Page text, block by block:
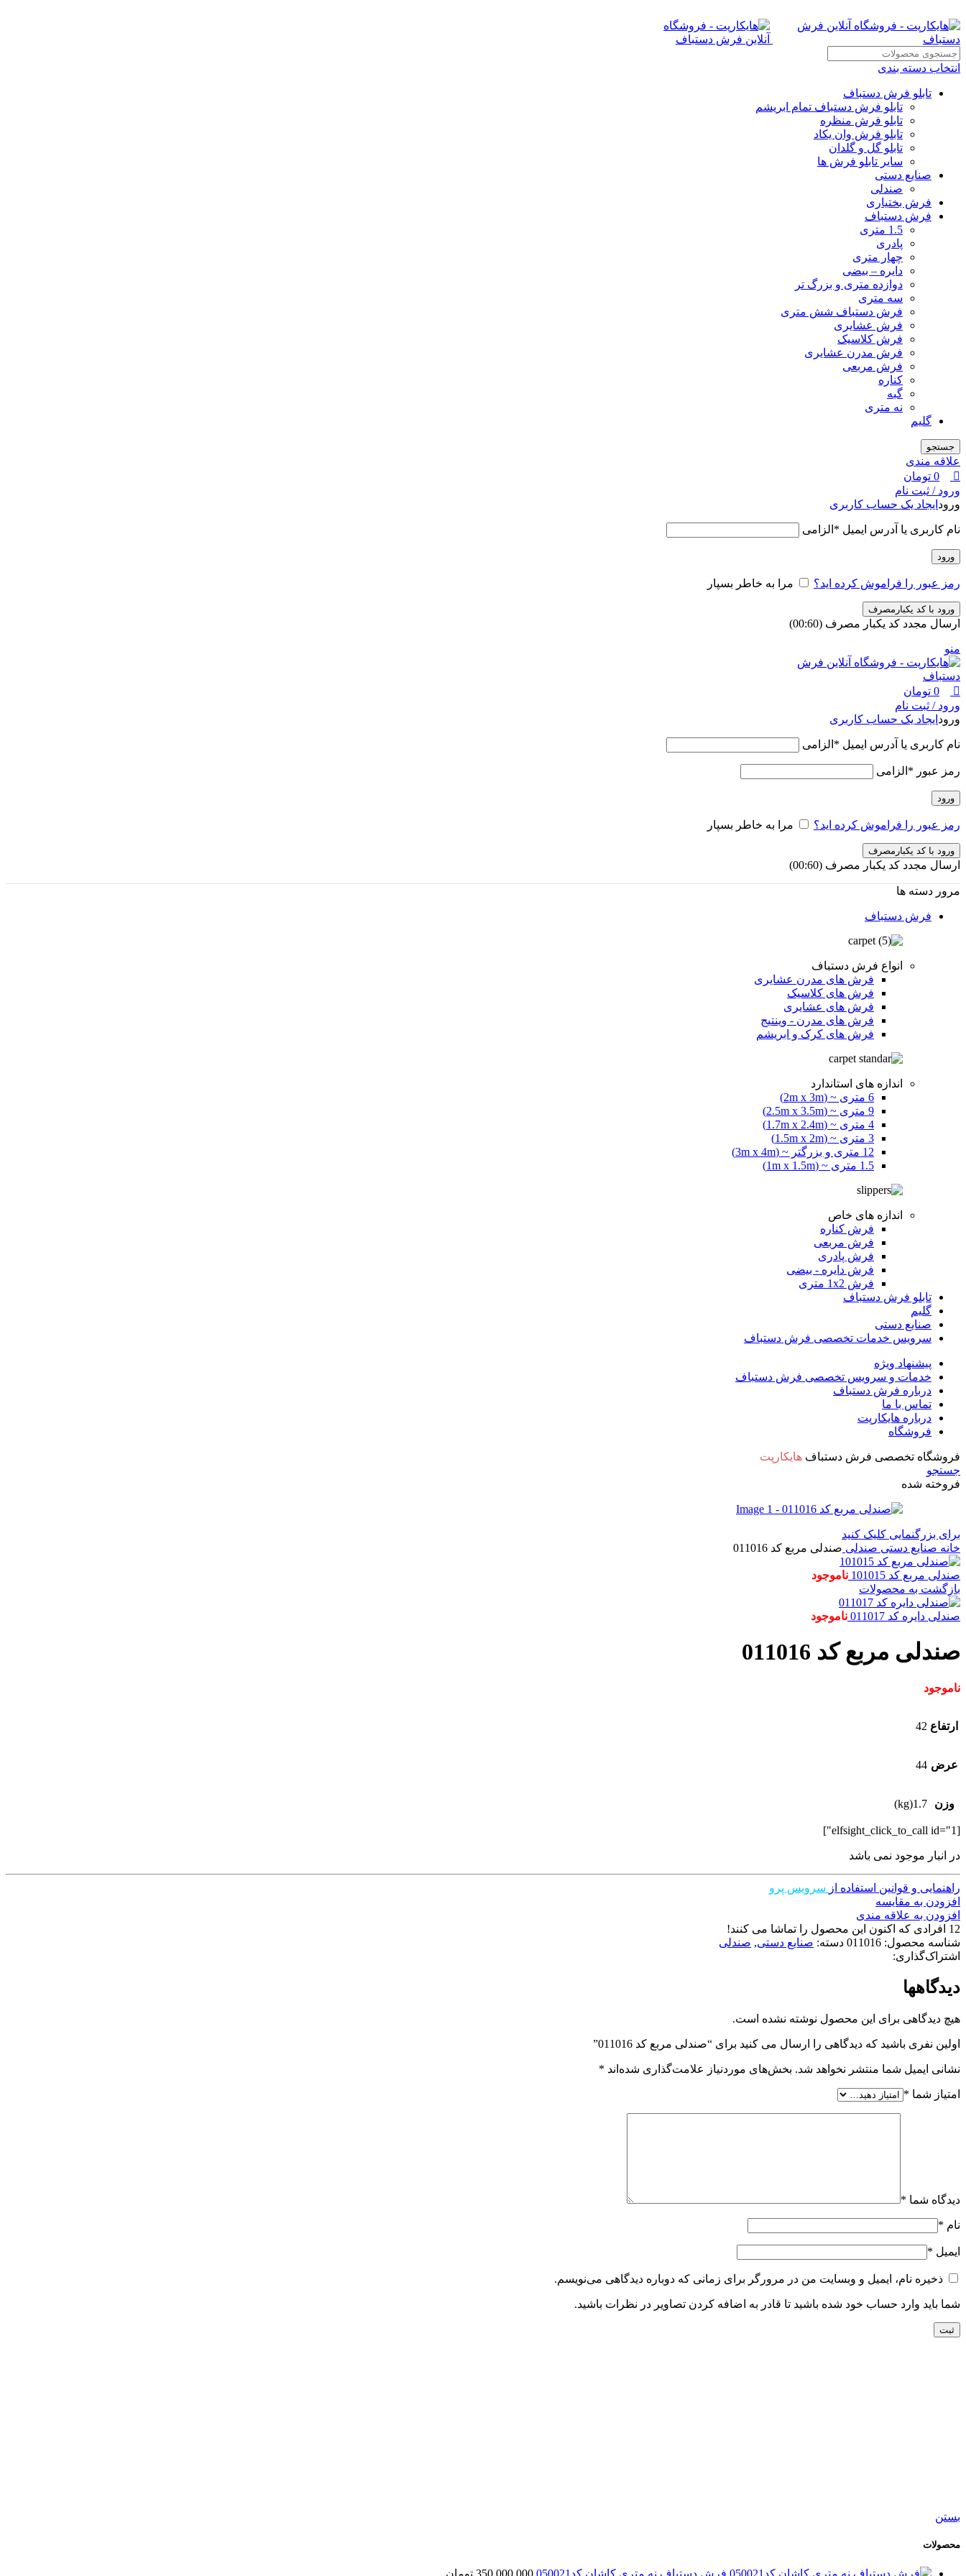
انتخاب دسته بندی
تابلو فرش دستباف
تابلو فرش دستباف تمام ابریشم
تابلو فرش منظره
تابلو فرش وان یکاد
تابلو گل و گلدان
سایر تابلو فرش ها
صنایع دستی
صندلی
فرش بختیاری
فرش دستباف
1.5 متری
پادری
چهار متری
دایره – بیضی
دوازده متری و بزرگ تر
سه متری
فرش دستباف شش متری
فرش عشایری
فرش کلاسیک
فرش مدرن عشایری
فرش مربعی
کناره
گبه
نه متری
گلیم
جستجو
علاقه مندی
0 تومان
ورود / ثبت نام
ورود ایجاد یک حساب کاربری
نام کاربری یا آدرس ایمیل * الزامی
ورود
رمز عبور را فراموش کرده اید؟ مرا به خاطر بسپار
ورود با کد یکبارمصرف
ارسال مجدد کد یکبار مصرف (00:
60
)
منو
0 تومان
ورود / ثبت نام
ورود ایجاد یک حساب کاربری
نام کاربری یا آدرس ایمیل * الزامی
رمز عبور * الزامی
ورود
رمز عبور را فراموش کرده اید؟ مرا به خاطر بسپار
ورود با کد یکبارمصرف
ارسال مجدد کد یکبار مصرف (00:
60
)
مرور دسته ها
فرش دستباف
انواع فرش دستباف
فرش های مدرن عشایری
فرش های کلاسیک
فرش های عشایری
فرش های مدرن - وینتیج
فرش های کرک و ابریشم
اندازه های استاندارد
6 متری ~ (2m x 3m)
9 متری ~ (2.5m x 3.5m)
4 متری ~ (1.7m x 2.4m)
3 متری ~ (1.5m x 2m)
12 متری و بزرگتر ~ (3m x 4m)
1.5 متری ~ (1m x 1.5m)
اندازه های خاص
فرش کناره
فرش مربعی
فرش پادری
فرش دایره - بیضی
فرش 1x2 متری
تابلو فرش دستباف
گلیم
صنایع دستی
سرویس خدمات تخصصی فرش دستباف
پیشنهاد ویژه
خدمات و سرویس تخصصی فرش دستباف
درباره فرش دستباف
تماس با ما
درباره هایکارپت
فروشگاه
فروشگاه تخصصی فرش دستباف هایکارپت
جستجو
فروخته شده
برای بزرگنمایی کلیک کنید
خانه صنایع دستی صندلی صندلی مربع کد 011016
صندلی مربع کد 101015
ناموجود
بازگشت به محصولات
صندلی دایره کد 011017 ناموجود
صندلی مربع کد 011016
ناموجود
ارتفاع 42
عرض 44
وزن 1.7(kg)
[elfsight_click_to_call id="1"]
در انبار موجود نمی باشد
راهنمایی و قوانین استفاده از سرویس پرو
افزودن به مقایسه
افزودن به علاقه مندی
12 افرادی که اکنون این محصول را تماشا می کنند!
شناسه محصول: 011016 دسته: صنایع دستی, صندلی
اشتراک‌گذاری:
دیدگاهها
هیچ دیدگاهی برای این محصول نوشته نشده است.
اولین نفری باشید که دیدگاهی را ارسال می کنید برای “صندلی مربع کد 011016”
نشانی ایمیل شما منتشر نخواهد شد. بخش‌های موردنیاز علامت‌گذاری شده‌اند *
امتیاز شما *
دیدگاه شما *
نام *
ایمیل *
ذخیره نام، ایمیل و وبسایت من در مرورگر برای زمانی که دوباره دیدگاهی می‌نویسم.
شما باید وارد حساب خود شده باشید تا قادر به اضافه کردن تصاویر در نظرات باشید.
بستن
محصولات